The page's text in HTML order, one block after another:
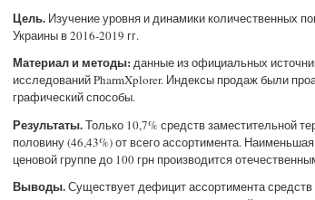
Цель. Изучение уровня и динамики количественных
Украины в 2016-2019 гг.
Материал и методы: данные из официальных
исследований PharmXplorer. Индексы продаж были
графический способы.
Результаты.Только 10,7% средств заместительной
половину (46,43%) от всего ассортимента.
ценовой группе до 100 грн производится
Выводы.Существует дефицит ассортимента